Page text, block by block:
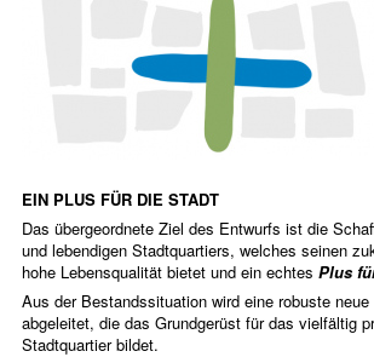
EIN PLUS FÜR DIE STADT
Das übergeordnete Ziel des Entwurfs ist die
und lebendigen Stadtquartiers, welches seinen
hohe Lebensqualität bietet und ein echtes Plus
Aus der Bestandssituation wird eine robuste
abgeleitet, die das Grundgerüst für das vielfältig
Stadtquartier bildet.